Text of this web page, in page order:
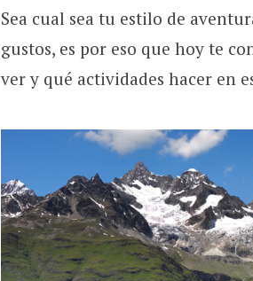
Sea cual sea tu estilo de
gustos, es por eso que hoy te
ver y qué actividades hacer en